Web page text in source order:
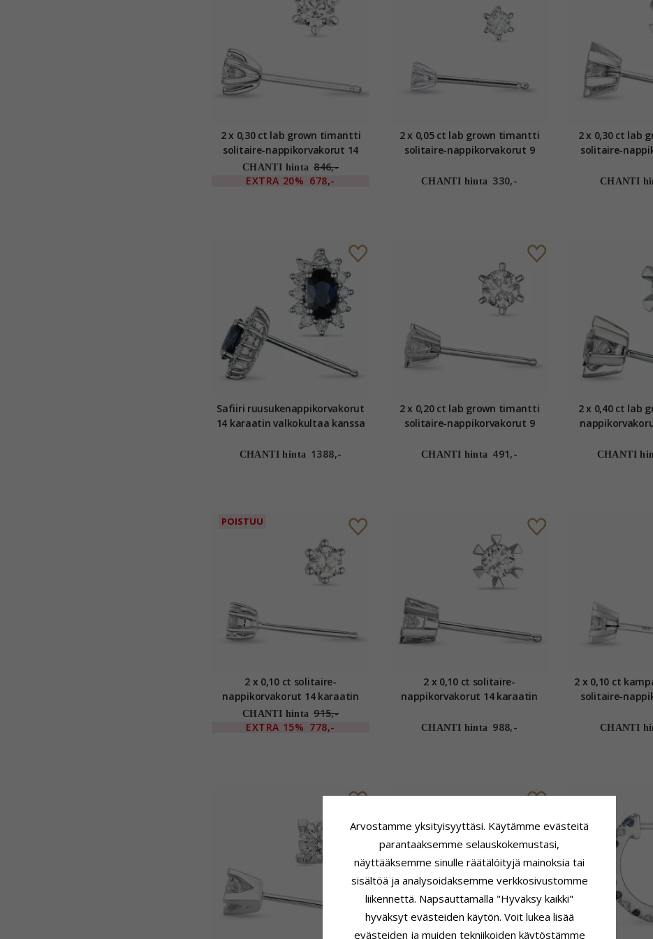
2 x 0,30 ct lab grown timantti
solitaire-nappikorvakorut 14
karaatin valkokultaa kanssa lab
grown timantti
CHANTI hinta 846,-
EXTRA 20% 678,-
2 x 0,05 ct lab grown timantti
solitaire-nappikorvakorut 9
grown timantti
CHANTI hinta 330,-
2 x 0,30 ct lab
solitaire-
grown
CHANTI
Safiiri ruusukenappikorvakorut
14 karaatin valkokultaa kanssa
CHANTI hinta 1388,-
2 x 0,20 ct lab grown timantti
solitaire-nappikorvakorut 9
grown timantti
CHANTI hinta 491,-
2 x 0,40 ct lab
CHANTI
POISTUU
2 x 0,10 ct solitaire-
nappikorvakorut 14 karaatin
valkokultaa kanssa timantti
CHANTI hinta 915,-
EXTRA 15% 778,-
2 x 0,10 ct solitaire-
nappikorvakorut 14 karaatin
CHANTI hinta 988,-
2 x 0,10 ct
solitaire-
CHANTI
Arvostamme yksityisyyttäsi. Käytämme evästeitä
parantaaksemme selauskokemustasi,
näyttääksemme sinulle räätälöityjä mainoksia tai
sisältöä ja analysoidaksemme verkkosivustomme
liikennettä. Napsauttamalla "Hyväksy kaikki"
hyväksyt evästeiden käytön. Voit lukea lisää
evästeiden ja muiden tekniikoiden käytöstämme